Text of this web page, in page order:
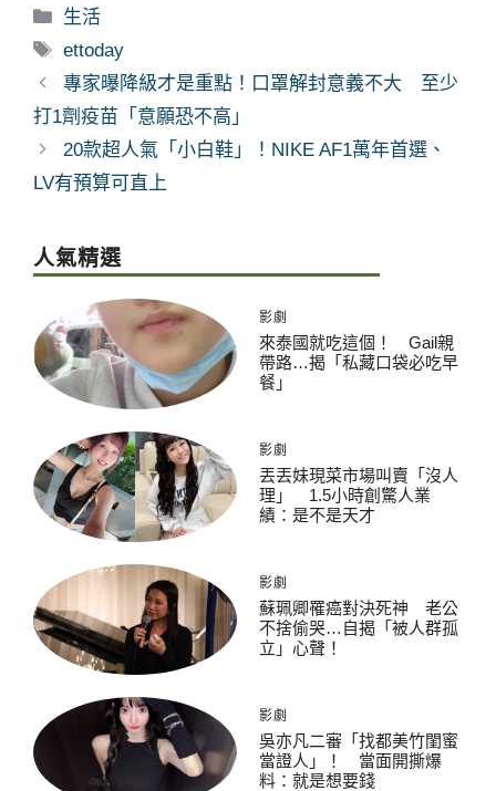
分
類
生活
標
籤
ettoday
專家曝降級才是重點！口罩解封意義不大 至少
打1劑疫苗「意願恐不高」
20款超人氣「小白鞋」！NIKE AF1萬年首選、
LV有預算可直上
人氣精選
影劇
來泰國就吃這個！ Gail親
帶路…揭「私藏口袋必吃早
餐」
影劇
丟丟妹現菜市場叫賣「沒人
理」 1.5小時創驚人業
績：是不是天才
影劇
蘇珮卿罹癌對決死神 老公
不捨偷哭…自揭「被人群孤
立」心聲！
影劇
吳亦凡二審「找都美竹閨蜜
當證人」！ 當面開撕爆
料：就是想要錢